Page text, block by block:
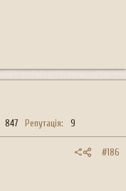
847 Репутація 9
#186